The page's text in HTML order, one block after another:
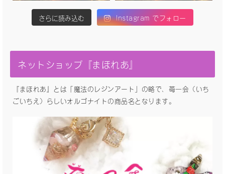
さらに読み込む Instagram でフォロー
ネットショップ『まほれあ』
『まほれあ』とは「魔法のレジンアート」の略で、苺一会（いち
ごいちえ）らしいオルゴナイトの商品名となります。